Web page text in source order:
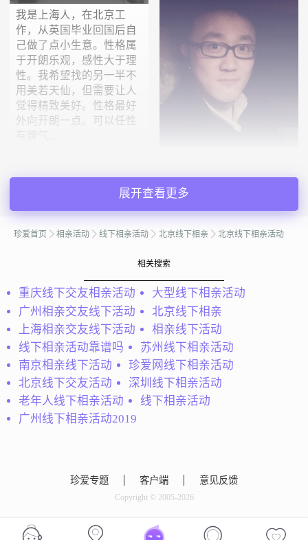
我是上海人，在北京工
作，从英国毕业回国后自
己做了点小生意。性格属
于开朗乐观，感性大于理
性。我希望找的另一半不
用美若天仙，但需要让人
觉得精致美好。性格最好
外向开朗一点。可以任性
冰雪奇缘
北京女孩，性格直爽，有
点认生，但不内向。家庭
幸福，父母善良。上学家
教严，上班很忙，现在想
找个靠谱的，有担当，幽
默的男盆友一辈子吃喝玩
乐，一起做有意义，有意
思的事。另一半：概括
点：始...
04年来北京上学，毕业就
留在这了，也经历过几段
为人也很热情，现在希望
辈子的人，希望对方性格
开朗，孝顺父母~~...
子主义。哈哈我很喜欢看
大海。希望能找到伴侣一
展开查看更多
珍爱首页 相亲活动 线下相亲活动 北京线下相亲 北京线下相亲活动
相关搜索
重庆线下交友相亲活动
大型线下相亲活动
广州相亲交友线下活动
北京线下相亲
上海相亲交友线下活动
相亲线下活动
线下相亲活动靠谱吗
苏州线下相亲活动
南京相亲线下活动
珍爱网线下相亲活动
北京线下交友活动
深圳线下相亲活动
老年人线下相亲活动
线下相亲活动
广州线下相亲活动2019
珍爱专题 客户端 意见反馈
Copyright © 2005-2026